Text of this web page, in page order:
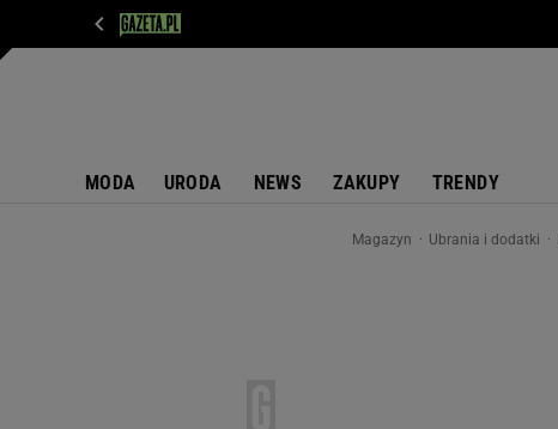
MODA URODA NEWS ZAKUPY TRENDY
Magazyn Ubrania i dodatki